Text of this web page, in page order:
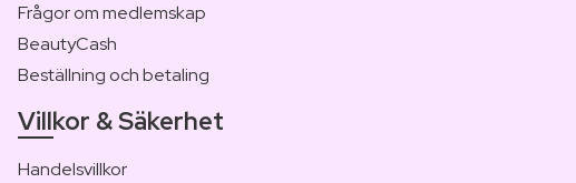
Frågor om medlemskap
BeautyCash
Beställning och betaling
Villkor & Säkerhet
Handelsvillkor